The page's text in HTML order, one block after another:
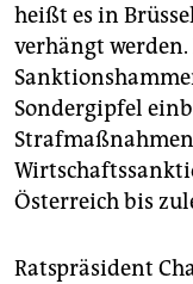
heißt es in
verhängt
Sondergipfel
Österreich bis
Ratspräsident